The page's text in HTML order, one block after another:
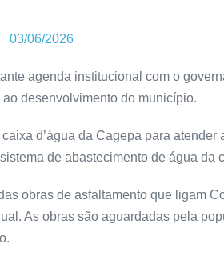
03/06/2026
agenda institucional com o
desenvolvimento do município.
d’água da Cagepa para
de abastecimento de água da
obras de asfaltamento que ligam
As obras são aguardadas pela